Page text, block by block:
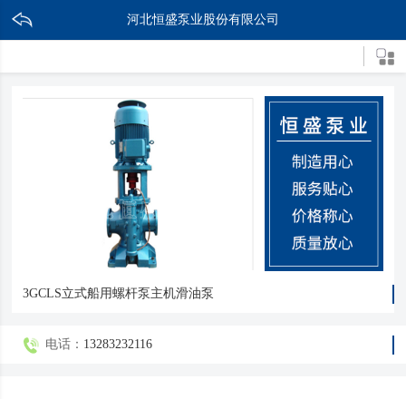
河北恒盛泵业股份有限公司
3GCLS立式船用螺杆泵主机滑油泵
电话： 13283232116